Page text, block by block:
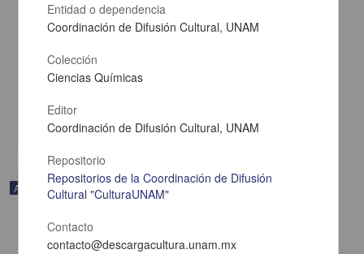
En voz de Manuel Rivas
Rivas, Manuel - Coordinación de Difusión Cultural, UNAM
2023-05-11
Audio
Entidad o dependencia
Coordinación de Difusión Cultural, UNAM
Colección
Ciencias Químicas
Editor
Coordinación de Difusión Cultural, UNAM
Repositorio
Repositorios de la Coordinación de Difusión
Cultural "CulturaUNAM"
Contacto
contacto@descargacultura.unam.mx